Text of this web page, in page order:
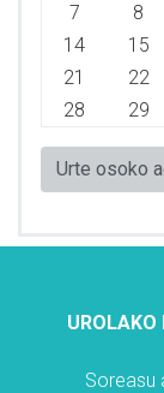
7
8
14
15
21
22
28
29
Urte osoko
UROLAKO
Soreasu